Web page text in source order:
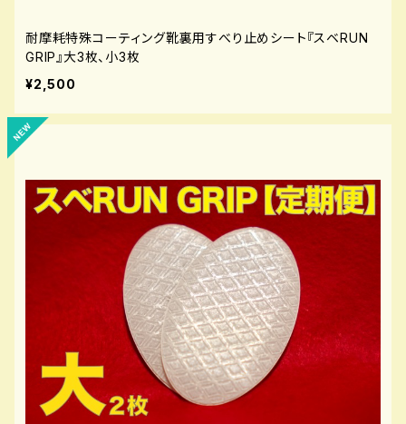
耐摩耗特殊コーティング靴裏用すべり止めシート『スベRUN
GRIP』大3枚、小3枚
¥2,500